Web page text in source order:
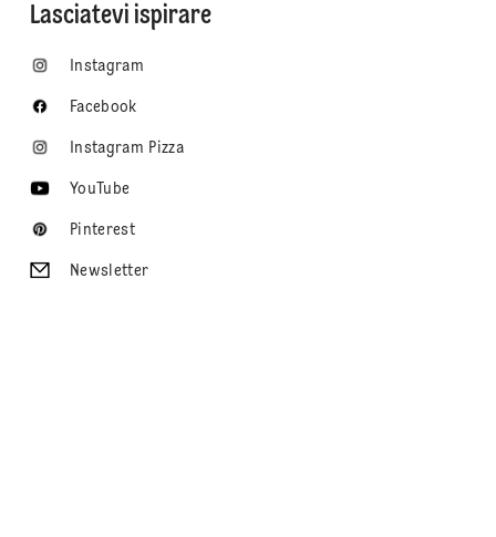
Lasciatevi ispirare
Instagram
Facebook
Instagram Pizza
YouTube
Pinterest
Newsletter